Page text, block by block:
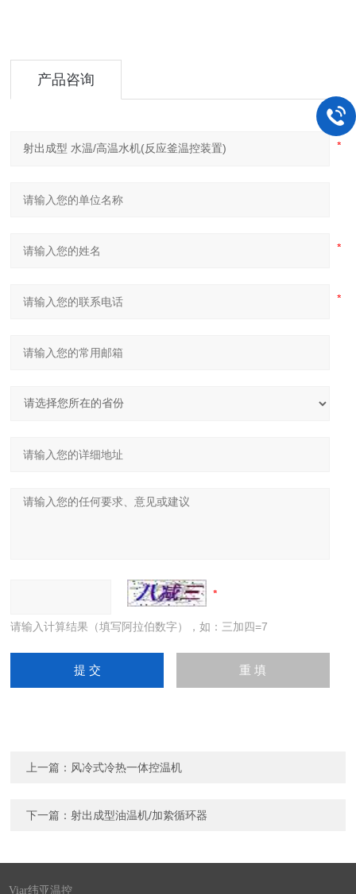
产品咨询
请输入计算结果（填写阿拉伯数字），如：三加四=7
上一篇： 风冷式冷热一体控温机
下一篇：射出成型油温机/加絷循环器
Viar纬亚温控